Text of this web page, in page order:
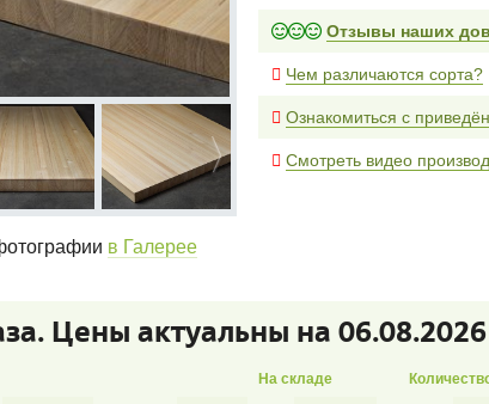
в Галерее
Отзывы наших
Чем различаются сорта?
Ознакомиться с
Смотреть видео
Цены актуальны на 06.08.2026
На складе